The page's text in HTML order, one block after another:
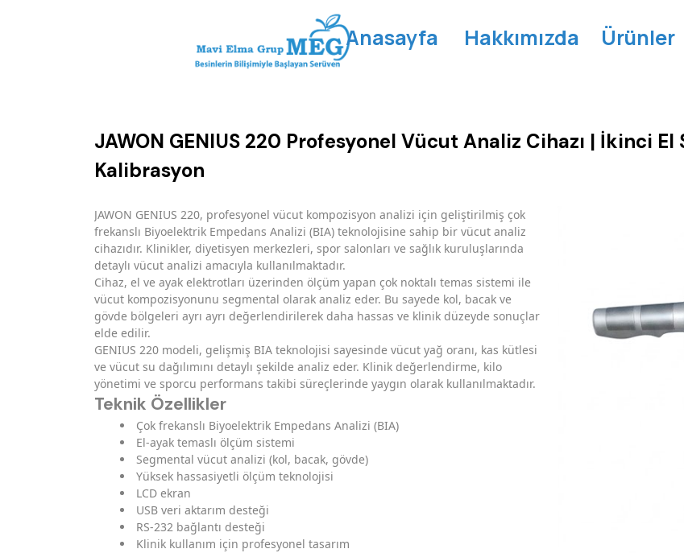
JAWON GENIUS 220 Profesyonel Vücut Analiz Cihazı | İkinci El
Kalibrasyon
JAWON GENIUS 220, profesyonel vücut kompozisyon analizi için geliştirilmiş çok
frekanslı Biyoelektrik Empedans Analizi (BIA) teknolojisine sahip bir vücut analiz
cihazıdır. Klinikler, diyetisyen merkezleri, spor salonları ve sağlık kuruluşlarında
detaylı vücut analizi amacıyla kullanılmaktadır.
Cihaz, el ve ayak elektrotları üzerinden ölçüm yapan çok noktalı temas sistemi ile
vücut kompozisyonunu segmental olarak analiz eder. Bu sayede kol, bacak ve
gövde bölgeleri ayrı ayrı değerlendirilerek daha hassas ve klinik düzeyde sonuçlar
elde edilir.
GENIUS 220 modeli, gelişmiş BIA teknolojisi sayesinde vücut yağ oranı, kas kütlesi
ve vücut su dağılımını detaylı şekilde analiz eder. Klinik değerlendirme, kilo
yönetimi ve sporcu performans takibi süreçlerinde yaygın olarak kullanılmaktadır.
Teknik Özellikler
Çok frekanslı Biyoelektrik Empedans Analizi (BIA)
El-ayak temaslı ölçüm sistemi
Segmental vücut analizi (kol, bacak, gövde)
Yüksek hassasiyetli ölçüm teknolojisi
LCD ekran
USB veri aktarım desteği
RS-232 bağlantı desteği
Klinik kullanım için profesyonel tasarım
Anasayfa Hakkımızda Ürünler